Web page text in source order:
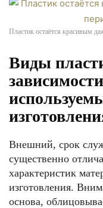
Пластик остаётся красивым
Виды
Внешний, срок
существенно
характеристик
изготовления.
основа,